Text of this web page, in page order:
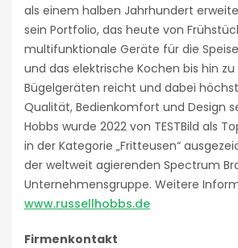
als einem halben Jahrhundert
sein Portfolio, das heute von
multifunktionale Geräte für die
und das elektrische Kochen bis hin
Bügelgeräten reicht und dabei
Qualität, Bedienkomfort und Design
Hobbs wurde 2022 von TESTBild als
in der Kategorie „Fritteusen“
der weltweit agierenden Spectrum
Unternehmensgruppe. Weitere
www.russellhobbs.de
Firmenkontakt